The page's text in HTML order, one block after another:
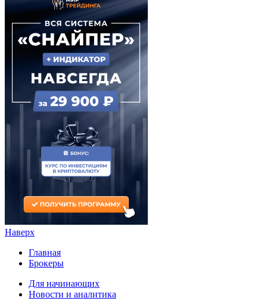
Наверх
Главная
Брокеры
Для начинающих
Новости и аналитика